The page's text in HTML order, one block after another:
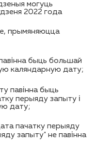
могуць
2022 года
прымяняюцца
быць большай
каляндарную дату;
павінна быць
перыяду запыту і
дату;
пачатку перыяду
запыту" не павінна